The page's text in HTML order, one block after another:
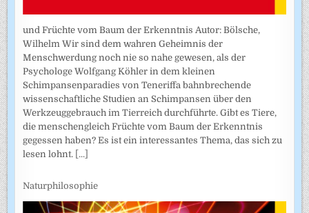
und Früchte vom Baum der Erkenntnis Autor: Bölsche,
Wilhelm Wir sind dem wahren Geheimnis der
Menschwerdung noch nie so nahe gewesen, als der
Psychologe Wolfgang Köhler in dem kleinen
Schimpansenparadies von Teneriffa bahnbrechende
wissenschaftliche Studien an Schimpansen über den
Werkzeuggebrauch im Tierreich durchführte. Gibt es Tiere,
die menschengleich Früchte vom Baum der Erkenntnis
gegessen haben? Es ist ein interessantes Thema, das sich zu
lesen lohnt. [...]
Naturphilosophie